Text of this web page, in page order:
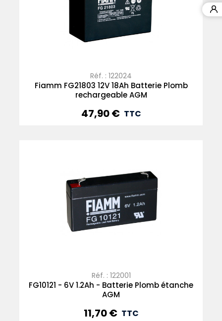
Réf. : 122024
Fiamm FG21803 12V 18Ah Batterie Plomb
rechargeable AGM
Prix
47,90 € TTC
Réf. : 122001
FG10121 - 6V 1.2Ah - Batterie Plomb étanche
AGM
Prix
11,70 € TTC